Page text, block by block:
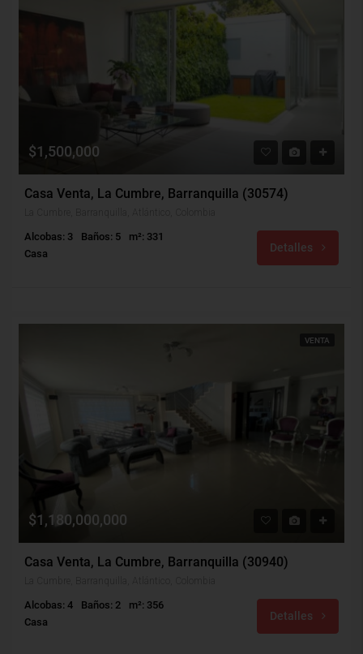
$1,500,000
Casa Venta, La Cumbre, Barranquilla (30574)
Alcobas: 3 Baños: 5
m²: 331
Casa
Detalles
VENTA
$1,180,000,000
Casa Venta, La Cumbre, Barranquilla (30940)
Alcobas: 4 Baños: 2
m²: 356
Casa
Detalles